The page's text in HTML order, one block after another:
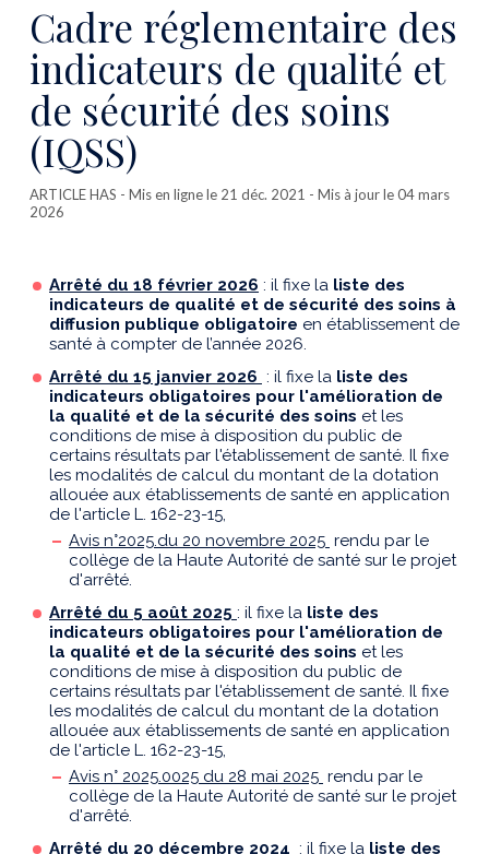
Cadre réglementaire des
indicateurs de qualité et
de sécurité des soins
(IQSS)
ARTICLE HAS - Mis en ligne le 21 déc. 2021 - Mis à jour le 04 mars
2026
Arrêté du 18 février 2026 : il fixe la liste des
indicateurs de qualité et de sécurité des soins à
diffusion publique obligatoire en établissement de
santé à compter de l’année 2026.
Arrêté du 15 janvier 2026 : il fixe la liste des
indicateurs obligatoires pour l'amélioration de
la qualité et de la sécurité des soins et les
conditions de mise à disposition du public de
certains résultats par l'établissement de santé. Il fixe
les modalités de calcul du montant de la dotation
allouée aux établissements de santé en application
de l'article L. 162-23-15,
Avis n°2025.du 20 novembre 2025 rendu par le
collège de la Haute Autorité de santé sur le projet
d'arrêté.
Arrêté du 5 août 2025 : il fixe la liste des
indicateurs obligatoires pour l'amélioration de
la qualité et de la sécurité des soins et les
conditions de mise à disposition du public de
certains résultats par l'établissement de santé. Il fixe
les modalités de calcul du montant de la dotation
allouée aux établissements de santé en application
de l'article L. 162-23-15,
Avis n° 2025.0025 du 28 mai 2025 rendu par le
collège de la Haute Autorité de santé sur le projet
d'arrêté.
Arrêté du 20 décembre 2024 : il fixe la liste des